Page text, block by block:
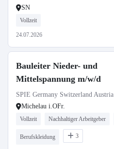
SN
Vollzeit
24.07.2026
Bauleiter Nieder- und
Mittelspannung m/w/d
SPIE Germany Switzerland
Michelau i.OFr.
Vollzeit Nachhaltiger Arbeitgeber
Berufskleidung 3